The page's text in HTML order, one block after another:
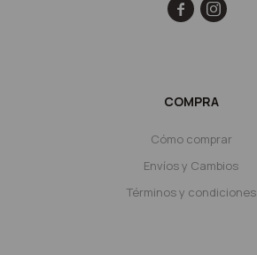
COMPRA
Cómo comprar
Envíos y Cambios
Términos y condiciones
 